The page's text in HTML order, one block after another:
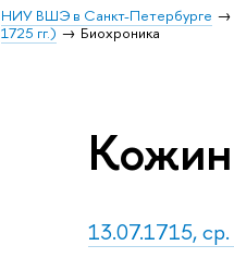
НИУ ВШЭ в Санкт-Петербурге
1725 гг.)
Биохроника
13.07.1715,